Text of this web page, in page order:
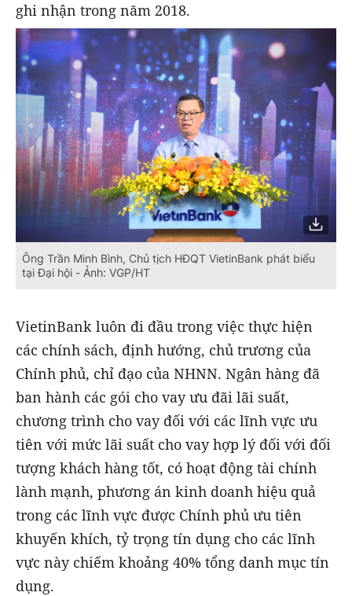
ghi nhận trong năm 2018.
Ông Trần Minh Bình, Chủ tịch HĐQT VietinBank phát biểu
tại Đại hội - Ảnh: VGP/HT
VietinBank luôn đi đầu trong việc thực hiện
các chính sách, định hướng, chủ trương của
Chính phủ, chỉ đạo của NHNN. Ngân hàng đã
ban hành các gói cho vay ưu đãi lãi suất,
chương trình cho vay đối với các lĩnh vực ưu
tiên với mức lãi suất cho vay hợp lý đối với đối
tượng khách hàng tốt, có hoạt động tài chính
lành mạnh, phương án kinh doanh hiệu quả
trong các lĩnh vực được Chính phủ ưu tiên
khuyến khích, tỷ trọng tín dụng cho các lĩnh
vực này chiếm khoảng 40% tổng danh mục tín
dụng.